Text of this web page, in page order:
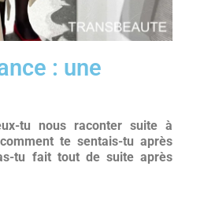
: une
tu nous raconter suite à
te sentais-tu après
tu fait tout de suite après